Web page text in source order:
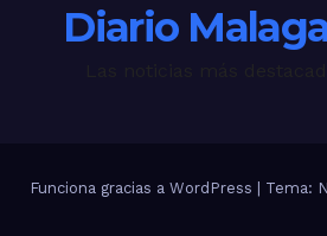
Diario
Funciona gracias a WordPress | Tema: